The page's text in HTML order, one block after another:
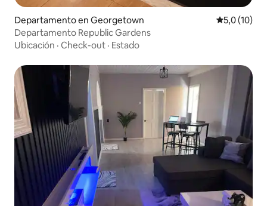
Departamento en Georgetown Calificación
5,0 (10)
Departamento Republic Gardens
Ubicación · Check-out · Estado